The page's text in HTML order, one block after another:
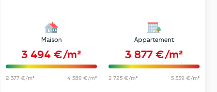
Maison
3 494 €/m²
2 377 €/m² 4 389 €/m²
Appartement
3 877 €/m²
2 725 €/m² 5 359 €/m²